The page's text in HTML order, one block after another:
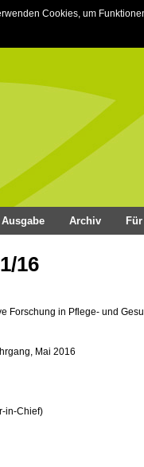
Cookies, um
Archiv
16
Forschung in Pflege- und
Mai 2016
in-Chief)